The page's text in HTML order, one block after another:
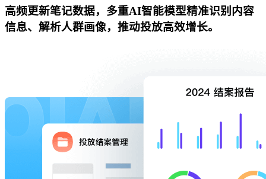
高频更新笔记数据，多重AI智能模型精准识别内容
信息、解析人群画像，推动投放高效增长。